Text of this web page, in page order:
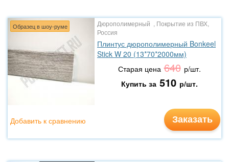
Образец в шоу-руме
Дюрополимерный , Покрытие из ПВХ,
Россия
Плинтус дюрополимерный Bonkeel
Stick W 20 (13*70*2000мм)
Старая цена 640 р/шт.
Купить за 510 р/шт.
Заказать
Добавить к сравнению